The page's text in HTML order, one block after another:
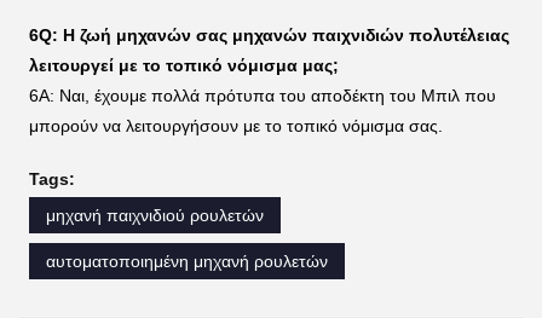
6Q: Η ζωή μηχανών σας μηχανών παιχνιδιών πολυτέλειας
λειτουργεί με το τοπικό νόμισμα μας;
6A: Ναι, έχουμε πολλά πρότυπα του αποδέκτη του Μπιλ που
μπορούν να λειτουργήσουν με το τοπικό νόμισμα σας.
Tags:
μηχανή παιχνιδιού ρουλετών
αυτοματοποιημένη μηχανή ρουλετών